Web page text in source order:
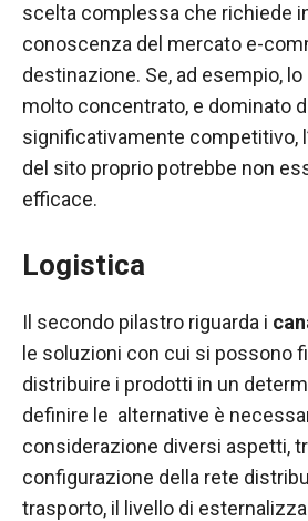
scelta complessa che richiede
conoscenza del mercato e-
destinazione. Se, ad esempio,
molto concentrato, e dominato
significativamente competitivo,
del sito proprio potrebbe non
efficace.
Logistica
Il secondo pilastro riguarda i
le soluzioni con cui si possono
distribuire i prodotti in un
definire le alternative è
considerazione diversi aspetti,
configurazione della rete
trasporto, il livello di